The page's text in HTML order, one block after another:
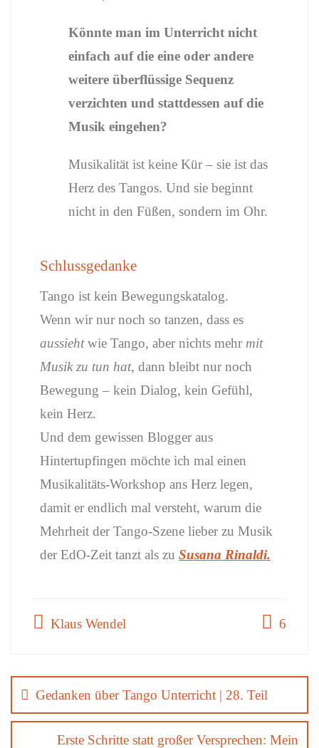
Könnte man im Unterricht nicht
einfach auf die eine oder andere
weitere überflüssige Sequenz
verzichten und stattdessen auf die
Musik eingehen?
Musikalität ist keine Kür – sie ist das
Herz des Tangos. Und sie beginnt
nicht in den Füßen, sondern im Ohr.
Schlussgedanke
Tango ist kein Bewegungskatalog.
Wenn wir nur noch so tanzen, dass es
aussiehtwie Tango, aber nichts mehr mit
Musik zu tun hat, dann bleibt nur noch
Bewegung – kein Dialog, kein Gefühl,
kein Herz.
Und dem gewissen Blogger aus
Hintertupfingen möchte ich mal einen
Musikalitäts-Workshop ans Herz legen,
damit er endlich mal versteht, warum die
Mehrheit der Tango-Szene lieber zu Musik
der EdO-Zeit tanzt als zu Susana Rinaldi.
Klaus Wendel 6
Gedanken über Tango Unterricht | 28. Teil
Erste Schritte statt großer Versprechen: Mein